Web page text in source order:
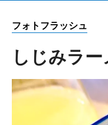
フォトフラッシュ
しじみラー